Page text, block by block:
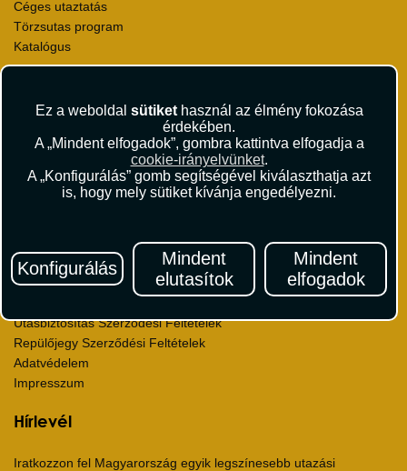
Ez a weboldal sütikethasznál az élmény fokozása
érdekében.
A „Mindent elfogadok”, gombra kattintva elfogadja a
cookie-irányelvünket.
A „Konfigurálás” gomb segítségével kiválaszthatja azt
is, hogy mely sütiket kívánja engedélyezni.
Konfigurálás
Mindent
elutasítok
Mindent
elfogadok
Céges utaztatás
Törzsutas program
Katalógus
Kapcsolat
Sajtószoba
Karrier
Környezettudatosság
Utazási Csomag Szerződési Feltételek
Utasbiztosítás Szerződési Feltételek
Repülőjegy Szerződési Feltételek
Adatvédelem
Impresszum
Hírlevél
Iratkozzon fel Magyarország egyik legszínesebb utazási